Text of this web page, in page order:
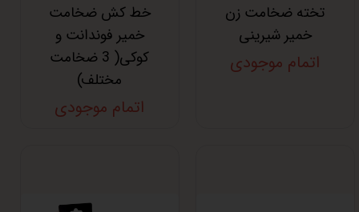
تخته ضخامت زن
خمیر شیرینی
اتمام موجودی
خط کش ضخامت
خمیر فوندانت و
کوکی( 3 ضخامت
مختلف)
اتمام موجودی